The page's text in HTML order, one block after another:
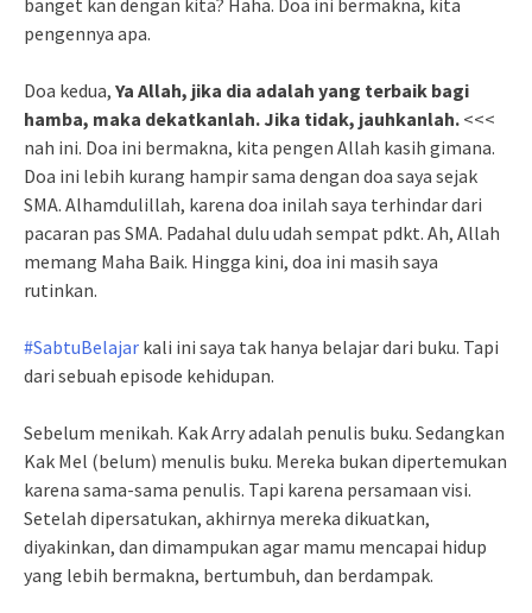
pengennya apa.
Doa kedua, Ya Allah, jika dia adalah yang terbaik bagi
hamba, maka dekatkanlah. Jika tidak, jauhkanlah. <<<
nah ini. Doa ini bermakna, kita pengen Allah kasih gimana.
Doa ini lebih kurang hampir sama dengan doa saya sejak
SMA. Alhamdulillah, karena doa inilah saya terhindar dari
pacaran pas SMA. Padahal dulu udah sempat pdkt. Ah, Allah
memang Maha Baik. Hingga kini, doa ini masih saya
rutinkan.
#SabtuBelajar kali ini saya tak hanya belajar dari buku. Tapi
dari sebuah episode kehidupan.
Sebelum menikah. Kak Arry adalah penulis buku. Sedangkan
Kak Mel (belum) menulis buku. Mereka bukan dipertemukan
karena sama-sama penulis. Tapi karena persamaan visi.
Setelah dipersatukan, akhirnya mereka dikuatkan,
diyakinkan, dan dimampukan agar mamu mencapai hidup
yang lebih bermakna, bertumbuh, dan berdampak.